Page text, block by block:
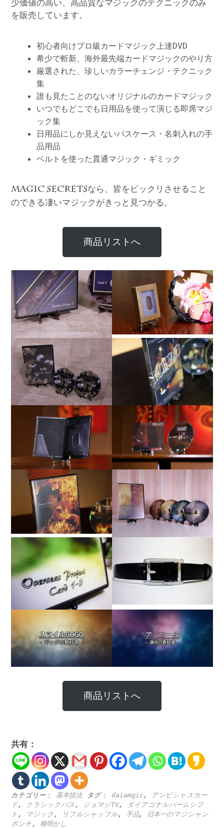
少価値の高い、高品質なマジックのテクニックのみ
を販売しています。
初心者向けプロ級カードマジック上達DVD
希少で斬新、海外最先端カードマジックのやり方
厳選された、珍しいカラーチェンジ・テクニック
集
誰も見たことのないオリジナルのカードマジック
いつでもどこでも日用品を使って演じる即席マジ
ック集
日用品にしか見えないパスケース・名刺入れの手
品用品
ベルトを使った貫通マジック・ギミック
MAGIC SECRETSなら、皆をビックリさせること
のできる凄いマジックがきっと見つかる。
商品リストへ
商品リストへ
共有：
カテゴリー： 基本技法 タグ： daiamgic ,
アンビシャスカー
ド, クラシックパス , ジョマジTV,
ダイアゴナルパームシフ
ト , マジック , リフルシャッフル, 手品,
日本一のマジシャン
ポンチ, 種明かし